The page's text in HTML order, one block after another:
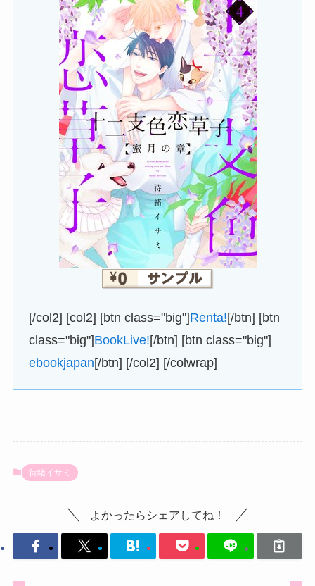
[/col2] [col2] [btn class="big"]Renta![/btn] [btn
class="big"]BookLive![/btn] [btn class="big"]
ebookjapan[/btn] [/col2] [/colwrap]
待緒イサミ
よかったらシェアしてね！